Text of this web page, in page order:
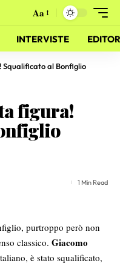
Aa
INTERVISTE
al Bonfiglio
figura!
1 Min Read
purtroppo però non
classico. Giacomo
è stato squalificato,